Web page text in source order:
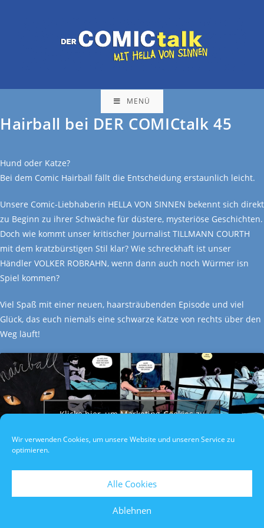
Wir verwenden Cookies, um unsere Website und unseren Service zu
optimieren.
Alle Cookies
Ablehnen
MENÜ
Hairball bei DER COMICtalk 45
Hund oder Katze?
Bei dem Comic Hairball fällt die Entscheidung erstaunlich leicht.
Unsere Comic-Liebhaberin HELLA VON SINNEN bekennt sich direkt
zu Beginn zu ihrer Schwäche für düstere, mysteriöse Geschichten.
Doch wie kommt unser kritischer Journalist TILLMANN COURTH
mit dem kratzbürstigen Stil klar? Wie schreckhaft ist unser
Händler VOLKER ROBRAHN, wenn dann auch noch Würmer isn
Spiel kommen?
Viel Spaß mit einer neuen, haarsträubenden Episode und viel
Glück, das euch niemals eine schwarze Katze von rechts über den
Weg läuft!
Klicke hier, um Marketing-Cookies zu
aktivieren